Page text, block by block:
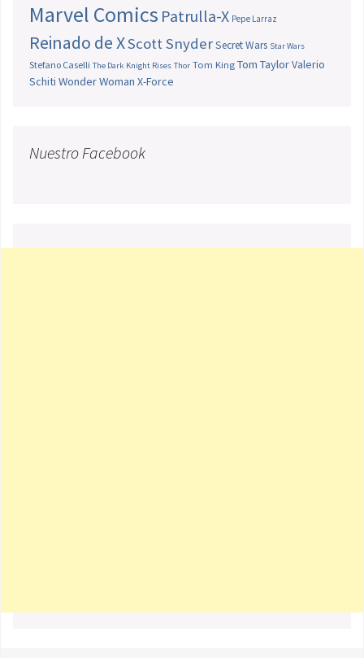
Marvel Comics Patrulla-X Pepe Larraz
Reinado de XScott SnyderSecret Wars Star Wars
Stefano Caselli The Dark Knight Rises Thor Tom King Tom TaylorValerio
Schiti Wonder Woman X-Force
Nuestro Facebook